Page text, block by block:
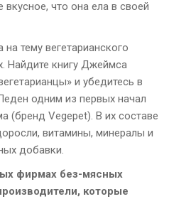
вкусное, что она ела в своей
тему вегетарианского
Найдите книгу Джеймса
и убедитесь в
одним из первых начал
(бренд Vegepet). В их составе
витамины, минералы и
добавки.
фирмах без-мясных
которые